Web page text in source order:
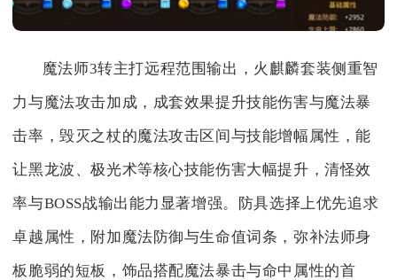
魔法师3转主打远程范围输出，火麒麟套装侧重智
力与魔法攻击加成，成套效果提升技能伤害与魔法暴
击率，毁灭之杖的魔法攻击区间与技能增幅属性，能
让黑龙波、极光术等核心技能伤害大幅提升，清怪效
率与BOSS战输出能力显著增强。防具选择上优先追求
卓越属性，附加魔法防御与生命值词条，弥补法师身
板脆弱的短板，饰品搭配魔法暴击与命中属性的首